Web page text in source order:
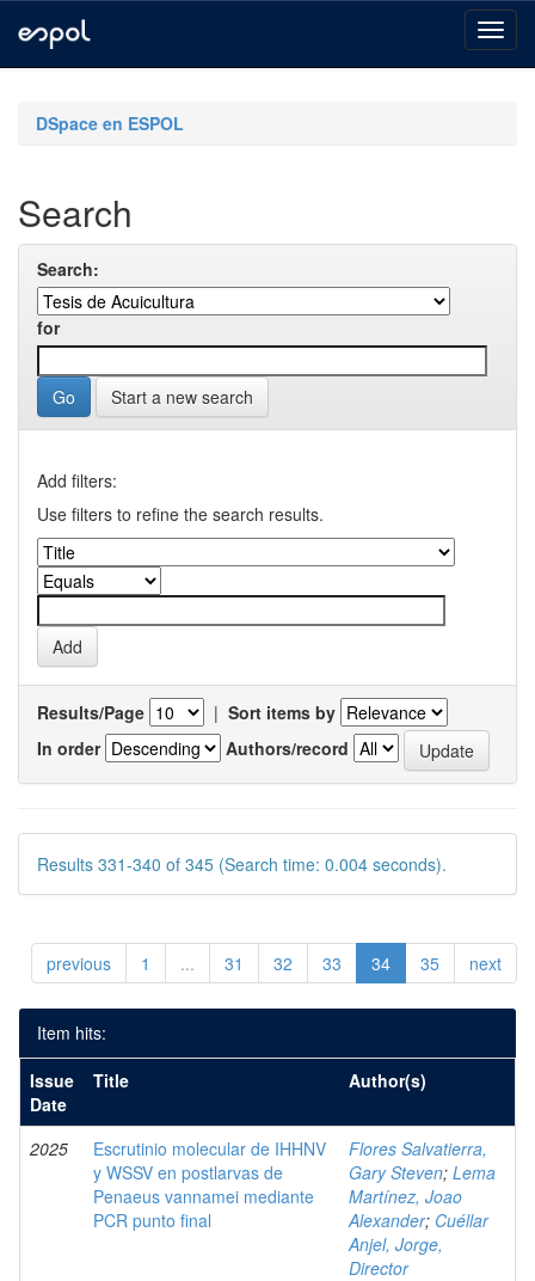
navigationDSpace en ESPOL
Search
Search:
for
Start a new search
Add filters:
Use filters to refine the search results.
Results/Page | Sort items by
In order
Authors/record
Results 331-340 of 345 (Search time: 0.004 seconds).
previous 1 ... 31 32 33 34 35 next
Item hits:
Issue
Date
Title Author(s)
2025
Escrutinio molecular de IHHNV
y WSSV en postlarvas de
Penaeus vannamei mediante
PCR punto final
Flores Salvatierra,
Gary Steven; Lema
Martínez, Joao
Alexander; Cuéllar
Anjel, Jorge,
Director